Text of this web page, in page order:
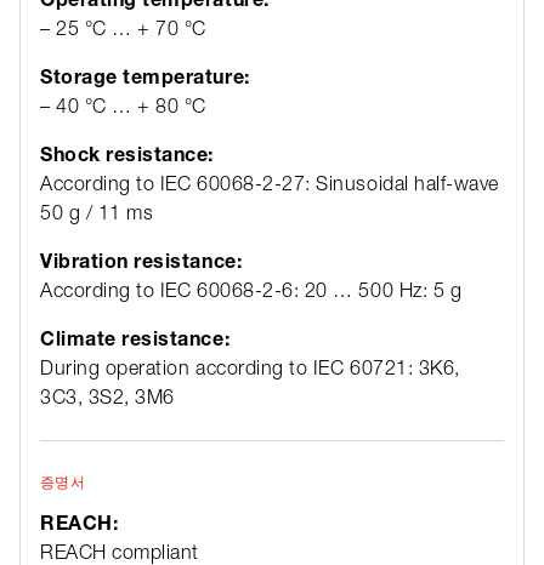
– 25 °C … + 70 °C
Storage temperature:
– 40 °C … + 80 °C
Shock resistance:
According to IEC 60068-2-27: Sinusoidal half-wave
50 g / 11 ms
Vibration resistance:
According to IEC 60068-2-6: 20 … 500 Hz: 5 g
Climate resistance:
During operation according to IEC 60721: 3K6,
3C3, 3S2, 3M6
증명서
REACH:
REACH compliant